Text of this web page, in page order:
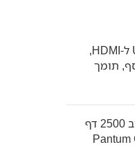
מתאם USB3.0 ל-HDMI,
תומך
טונר מקורי צהוב 2500 דף
Pantum